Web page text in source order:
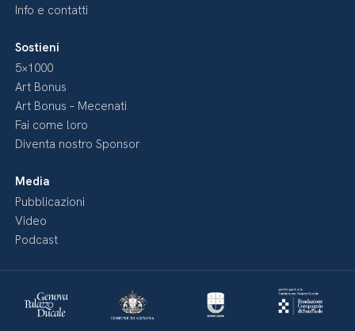
Info e contatti
Sostieni
5×1000
Art Bonus
Art Bonus – Mecenati
Fai come loro
Diventa nostro Sponsor
Media
Pubblicazioni
Video
Podcast